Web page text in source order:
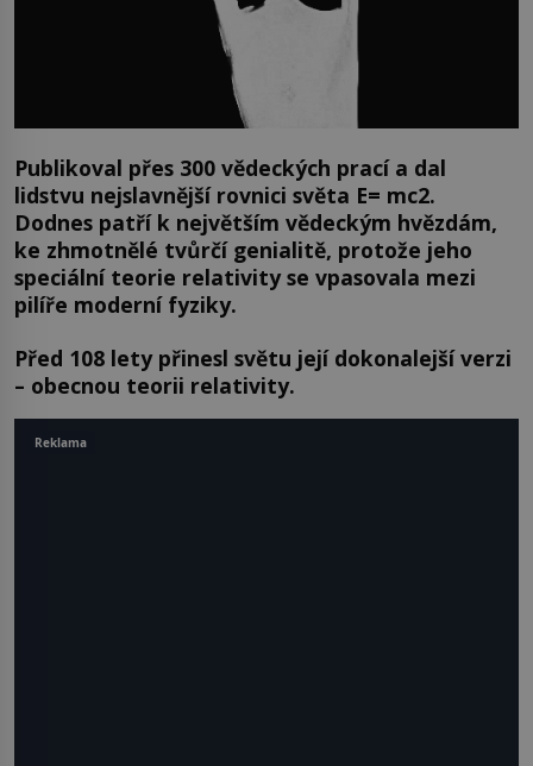
Publikoval přes 300 vědeckých prací a dal
lidstvu nejslavnější rovnici světa E= mc2.
Dodnes patří k největším vědeckým hvězdám,
ke zhmotnělé tvůrčí genialitě, protože jeho
speciální teorie relativity se vpasovala mezi
pilíře moderní fyziky.
Před 108 lety přinesl světu její dokonalejší verzi
– obecnou teorii relativity.
Reklama